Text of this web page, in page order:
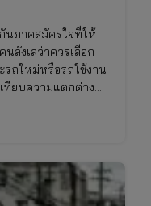
นภาคสมัครใจที่ให้
ลังเลว่าควรเลือก
ถใหม่หรือรถใช้งาน
ทียบความแตกต่าง
ะความเหมาะสมใน